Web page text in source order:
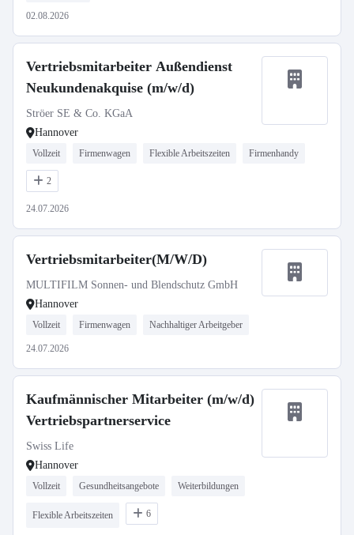
02.08.2026
Vertriebsmitarbeiter Außendienst
Neukundenakquise (m/w/d)
Ströer SE & Co. KGaA
Hannover
Vollzeit Firmenwagen Flexible Arbeitszeiten Firmenhandy
2
24.07.2026
Vertriebsmitarbeiter(M/W/D)
MULTIFILM Sonnen- und Blendschutz GmbH
Hannover
Vollzeit Firmenwagen Nachhaltiger Arbeitgeber
24.07.2026
Kaufmännischer Mitarbeiter (m/w/d)
Vertriebspartnerservice
Swiss Life
Hannover
Vollzeit Gesundheitsangebote Weiterbildungen
Flexible Arbeitszeiten 6